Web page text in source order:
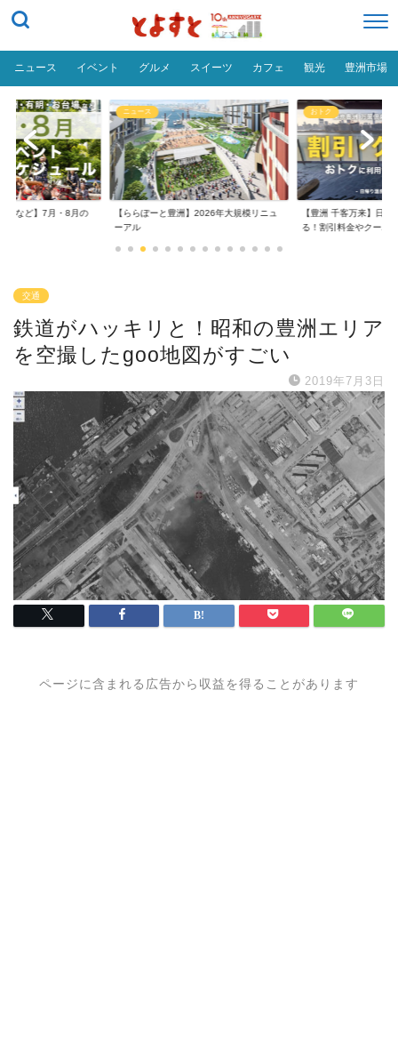
ニュース イベント グルメ スイーツ カフェ 観光 豊洲市場
場など】7月・8月の
ニュース
【ららぽーと豊洲】2026年大規模リニュ
ーアル
おトク
【豊洲 千客万来】日帰
る！割引料金やクーポ...
交通
鉄道がハッキリと！昭和の豊洲エリア
を空撮したgoo地図がすごい
2019年7月3日
ページに含まれる広告から収益を得ることがあります